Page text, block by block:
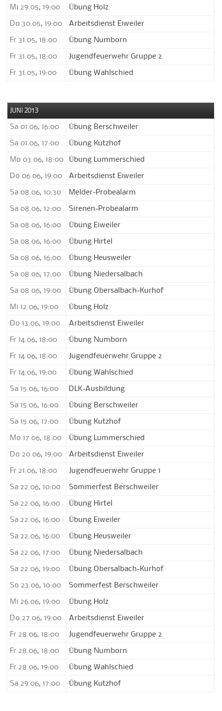
Mi 29.05, 19:00 Übung Holz
Do 30.05, 19:00 Arbeitsdienst Eiweiler
Fr 31.05, 18:00 Übung Numborn
Fr 31.05, 18:00 Jugendfeuerwehr Gruppe 2
Fr 31.05, 19:00 Übung Wahlschied
JUNI 2013
Sa 01.06, 16:00 Übung Berschweiler
Sa 01.06, 17:00 Übung Kutzhof
Mo 03.06, 18:00 Übung Lummerschied
Do 06.06, 19:00 Arbeitsdienst Eiweiler
Sa 08.06, 10:30 Melder-Probealarm
Sa 08.06, 12:00 Sirenen-Probealarm
Sa 08.06, 16:00 Übung Eiweiler
Sa 08.06, 16:00 Übung Hirtel
Sa 08.06, 16:00 Übung Heusweiler
Sa 08.06, 17:00 Übung Niedersalbach
Sa 08.06, 19:00 Übung Obersalbach-Kurhof
Mi 12.06, 19:00 Übung Holz
Do 13.06, 19:00 Arbeitsdienst Eiweiler
Fr 14.06, 18:00 Übung Numborn
Fr 14.06, 18:00 Jugendfeuerwehr Gruppe 2
Fr 14.06, 19:00 Übung Wahlschied
Sa 15.06, 16:00 DLK-Ausbildung
Sa 15.06, 16:00 Übung Berschweiler
Sa 15.06, 17:00 Übung Kutzhof
Mo 17.06, 18:00 Übung Lummerschied
Do 20.06, 19:00 Arbeitsdienst Eiweiler
Fr 21.06, 18:00 Jugendfeuerwehr Gruppe 1
Sa 22.06, 10:00 Sommerfest Berschweiler
Sa 22.06, 16:00 Übung Hirtel
Sa 22.06, 16:00 Übung Eiweiler
Sa 22.06, 16:00 Übung Heusweiler
Sa 22.06, 17:00 Übung Niedersalbach
Sa 22.06, 19:00 Übung Obersalbach-Kurhof
So 23.06, 10:00 Sommerfest Berschweiler
Mi 26.06, 19:00 Übung Holz
Do 27.06, 19:00 Arbeitsdienst Eiweiler
Fr 28.06, 18:00 Jugendfeuerwehr Gruppe 2
Fr 28.06, 18:00 Übung Numborn
Fr 28.06, 19:00 Übung Wahlschied
Sa 29.06, 17:00 Übung Kutzhof